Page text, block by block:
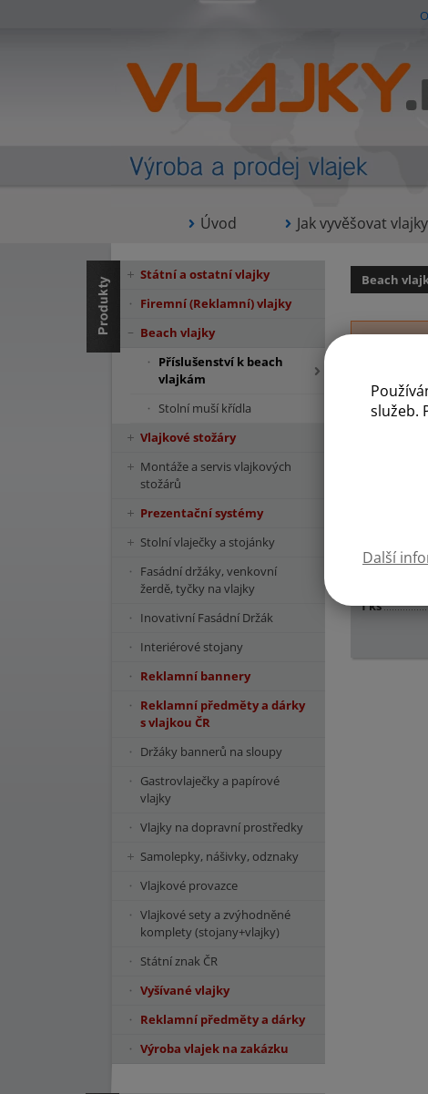
služeb.
Další
Úvod Jak vyvěšovat
Beach
Nabízíme
kg s
1 ks
Státní a ostatní vlajky
Firemní (Reklamní) vlajky
Beach vlajky
Příslušenství k beach
vlajkám
Stolní muší křídla
Vlajkové stožáry
Montáže a servis vlajkových
stožárů
Prezentační systémy
Stolní vlaječky a stojánky
Fasádní držáky, venkovní
žerdě, tyčky na vlajky
Inovativní Fasádní Držák
Interiérové stojany
Reklamní bannery
Reklamní předměty a dárky
s vlajkou ČR
Držáky bannerů na sloupy
Gastrovlaječky a papírové
vlajky
Vlajky na dopravní prostředky
Samolepky, nášivky, odznaky
Vlajkové provazce
Vlajkové sety a zvýhodněné
komplety (stojany+vlajky)
Státní znak ČR
Vyšívané vlajky
Reklamní předměty a dárky
Výroba vlajek na zakázku